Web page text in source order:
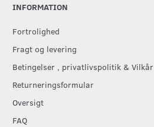
INFORMATION
Fortrolighed
Fragt og levering
Betingelser , privatlivspolitik & Vilkår
Returneringsformular
Oversigt
FAQ